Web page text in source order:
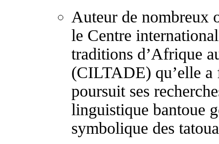
Auteur de nombreux
le Centre
traditions d’Afrique
(CILTADE) qu’elle a
poursuit ses
linguistique bantoue
symbolique des